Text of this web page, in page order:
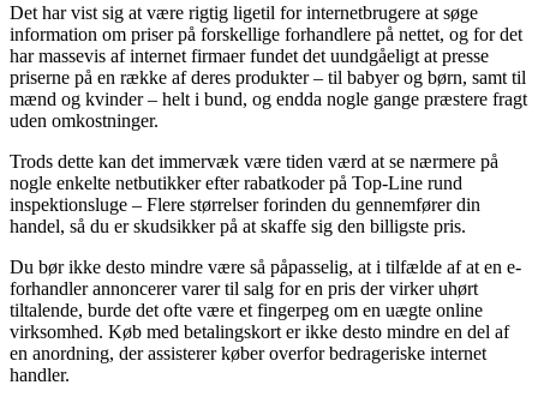
Det har vist sig at være rigtig ligetil for internetbrugere at søge
information om priser på forskellige forhandlere på nettet, og for det
har massevis af internet firmaer fundet det uundgåeligt at presse
priserne på en række af deres produkter – til babyer og børn, samt til
mænd og kvinder – helt i bund, og endda nogle gange præstere fragt
uden omkostninger.
Trods dette kan det immervæk være tiden værd at se nærmere på
nogle enkelte netbutikker efter rabatkoder på Top-Line rund
inspektionsluge – Flere størrelser forinden du gennemfører din
handel, så du er skudsikker på at skaffe sig den billigste pris.
Du bør ikke desto mindre være så påpasselig, at i tilfælde af at en e-
forhandler annoncerer varer til salg for en pris der virker uhørt
tiltalende, burde det ofte være et fingerpeg om en uægte online
virksomhed. Køb med betalingskort er ikke desto mindre en del af
en anordning, der assisterer køber overfor bedrageriske internet
handler.